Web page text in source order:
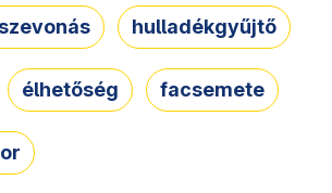
hulladékgyűjtő
élhetőség facsemete